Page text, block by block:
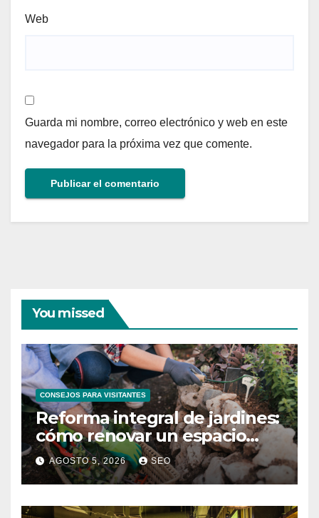
Web
Guarda mi nombre, correo electrónico y web en este
navegador para la próxima vez que comente.
You missed
CONSEJOS PARA VISITANTES
Reforma integral de jardines:
cómo renovar un espacio
exterior
AGOSTO 5, 2026 SEO